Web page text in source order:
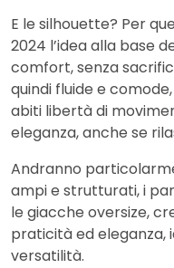
E le silhouette? Per
2024 l’idea alla base
comfort, senza
quindi fluide e
abiti libertà di
eleganza, anche se
Andranno
ampi e strutturati, i
le giacche oversize,
praticità ed eleganza,
versatilità.